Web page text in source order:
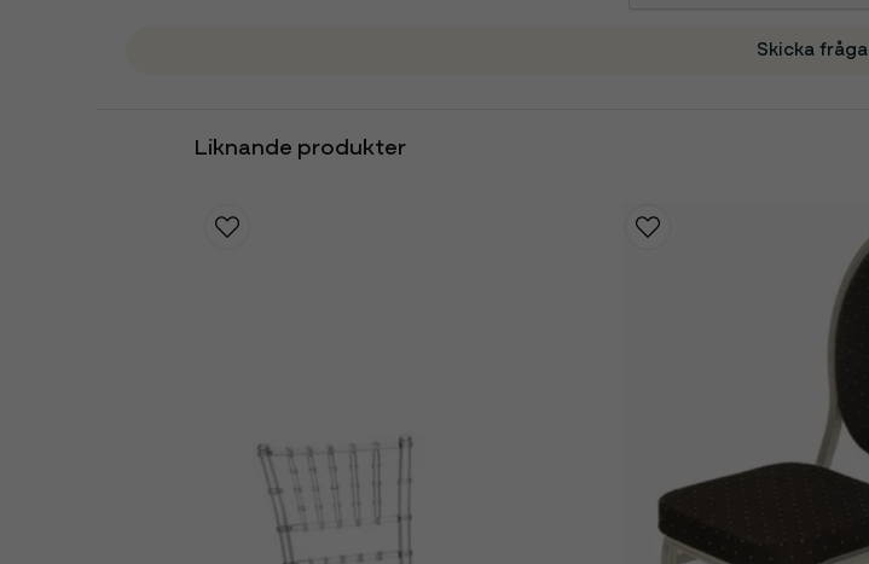
Skicka fråga
Liknande produkter